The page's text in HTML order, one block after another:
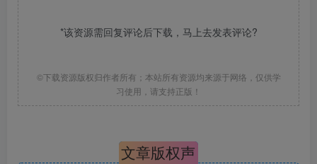
*该资源需回复评论后下载，马上去发表评论?
©下载资源版权归作者所有；本站所有资源均来源于网络，仅供学
习使用，请支持正版！
文章版权声